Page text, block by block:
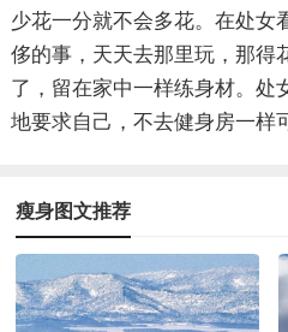
少花一分就不会多花。在处女
侈的事，天天去那里玩，那得
了，留在家中一样练身材。处
地要求自己，不去健身房一样
瘦身图文推荐